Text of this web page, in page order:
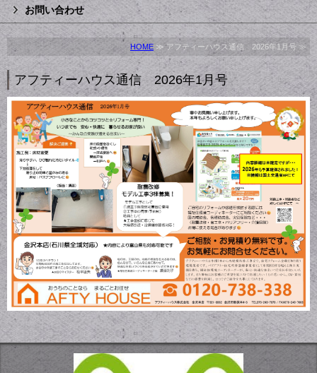
お問い合わせ
HOME ≫ アフティーハウス通信 2026年1月号 ≫
アフティーハウス通信 2026年1月号